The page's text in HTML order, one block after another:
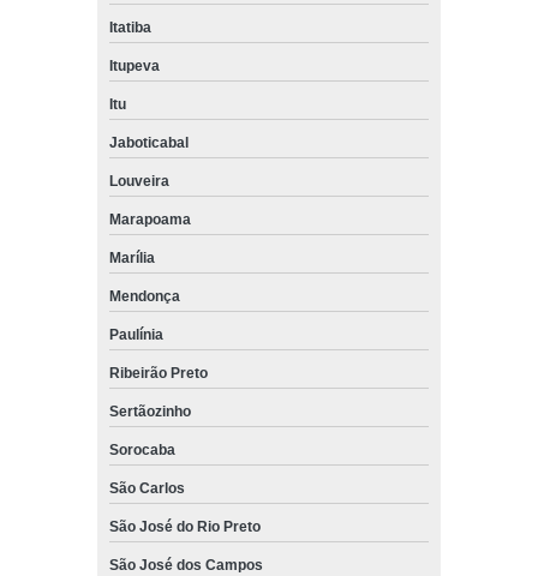
Itatiba
Itupeva
Itu
Jaboticabal
Louveira
Marapoama
Marília
Mendonça
Paulínia
Ribeirão Preto
Sertãozinho
Sorocaba
São Carlos
São José do Rio Preto
São José dos Campos